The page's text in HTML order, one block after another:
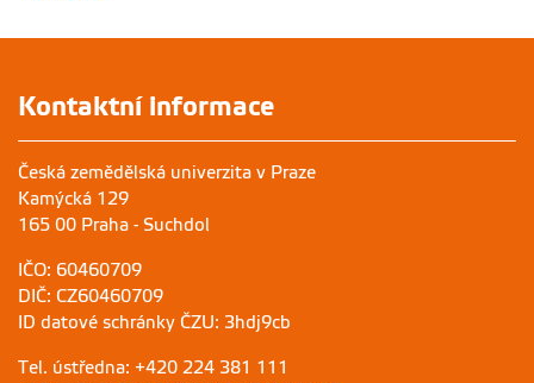
Kontaktní informace
Česká zemědělská univerzita v Praze
Kamýcká 129
165 00 Praha - Suchdol
IČO: 60460709
DIČ: CZ60460709
ID datové schránky ČZU: 3hdj9cb
Tel. ústředna: +420 224 381 111